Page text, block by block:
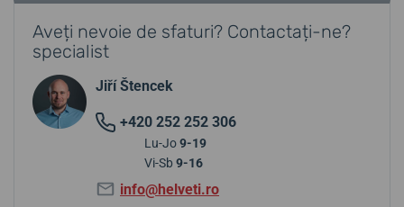
Aveți nevoie de sfaturi? Contactați-ne?
specialist
Jiří Štencek
+420 252 252 306
Lu-Jo9-19
Vi-Sb 9-16
info@helveti.ro